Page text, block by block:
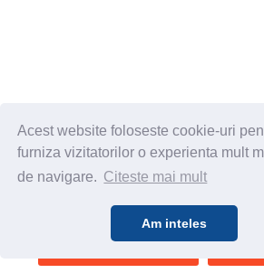
Acest website foloseste cookie-uri
furniza vizitatorilor o experienta mult
de navigare. Citeste mai mult
Am inteles
SALVEAZA